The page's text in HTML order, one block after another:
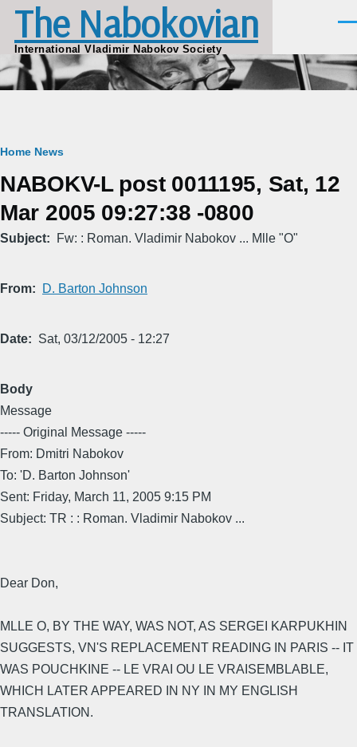
Skip to main content
The Nabokovian
International Vladimir Nabokov Society
Breadcrumb
Home News
NABOKV-L post 0011195, Sat, 12
Mar 2005 09:27:38 -0800
Subject Fw: : Roman. Vladimir Nabokov ... Mlle "O"
From D. Barton Johnson
Date Sat, 03/12/2005 - 12:27
Body
Message
----- Original Message -----
From: Dmitri Nabokov
To: 'D. Barton Johnson'
Sent: Friday, March 11, 2005 9:15 PM
Subject: TR : : Roman. Vladimir Nabokov ...
Dear Don,
MLLE O, BY THE WAY, WAS NOT, AS SERGEI KARPUKHIN
SUGGESTS, VN'S REPLACEMENT READING IN PARIS -- IT
WAS POUCHKINE -- LE VRAI OU LE VRAISEMBLABLE,
WHICH LATER APPEARED IN NY IN MY ENGLISH
TRANSLATION.